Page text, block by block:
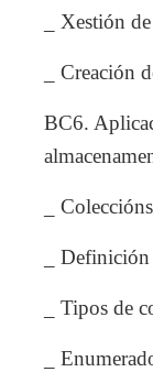
_ Xestión
_ Creación
BC6.
_
_
_ Tipos de
_